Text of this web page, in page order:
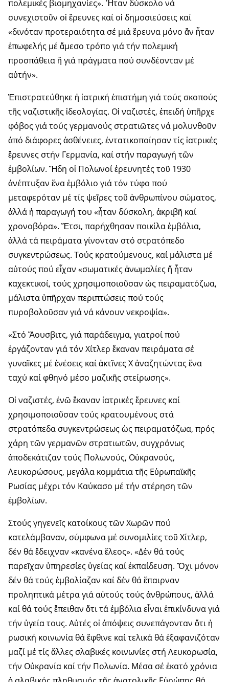
πολεμικές βιομηχανίες». Ἦταν δύσκολο νά
συνεχιστοῦν οἱ ἔρευνες καί οἱ δημοσιεύσεις καί
«δινόταν προτεραιότητα σέ μιά ἔρευνα μόνο ἄν ἦταν
ἐπωφελής μέ ἄμεσο τρόπο γιά τήν πολεμική
προσπάθεια ἤ γιά πράγματα πού συνδέονταν μέ
αὐτήν».
Ἐπιστρατεύθηκε ἡ ἰατρική ἐπιστήμη γιά τούς σκοπούς
τῆς ναζι­στικῆς ἰδεολογίας. Οἱ ναζιστές, ἐπειδή ὑπῆρχε
φόβος γιά τούς γερμανούς στρα­τιῶτες νά μολυνθοῦν
ἀπό διάφορες ἀσθένειες, ἐντατικοποίησαν τίς ἰατρικές
ἔρευνες στήν Γερμανία, καί στήν παραγωγή τῶν
ἐμβολίων. Ἤδη οἱ Πολωνοί ἐρευνητές τοῦ 1930
ἀνέπτυξαν ἕνα ἐμβόλιο γιά τόν τύφο πού
μεταφερόταν μέ τίς ψεῖρες τοῦ ἀνθρωπίνου σώματος,
ἀλλά ἡ παραγωγή του «ἦταν δύσκολη, ἀκριβῆ καί
χρονοβόρα». Ἔτσι, παρήχθησαν ποικίλα ἐμβόλια,
ἀλλά τά πειράματα γίνονταν στό στρα­τόπεδο
συγκεντρώσεως. Τούς κρατούμενους, καί μάλιστα μέ
αὐτούς πού εἶχαν «σωματικές ἀνωμαλίες ἤ ἦταν
καχεκτικοί, τούς χρησιμοποιοῦσαν ὡς πειραματόζωα,
μάλιστα ὑπῆρχαν περιπτώσεις πού τούς
πυροβολοῦσαν γιά νά κάνουν νεκροψία».
«Στό Ἄουσβιτς, γιά παράδειγμα, γιατροί πού
ἐργάζονταν γιά τόν Χίτλερ ἔκαναν πειράματα σέ
γυναῖκες μέ ἐνέσεις καί ἀκτῖνες Χ ἀναζητώντας ἕνα
ταχύ καί φθηνό μέσο μαζικῆς στείρωσης».
Οἱ ναζιστές, ἐνῶ ἔκαναν ἰατρικές ἔρευνες καί
χρησιμοποιοῦσαν τούς κρατουμένους στά
στρατόπεδα συγκεντρώ­σεως ὡς πειραματό­ζωα, πρός
χάρη τῶν γερμανῶν στρατιωτῶν, συγχρόνως
ἀποδεκάτιζαν τούς Πολωνούς, Οὐκρανούς,
Λευκορώσους, μεγάλα κομμάτια τῆς Εὐρωπαϊκῆς
Ρωσίας μέχρι τόν Καύκασο μέ τήν στέρηση τῶν
ἐμβολίων.
Στούς γηγενεῖς κατοίκους τῶν Χωρῶν πού
κατελάμβαναν, σύμ­φω­να μέ συνομιλίες τοῦ Χίτλερ,
δέν θά ἔδειχναν «κανένα ἔλεος». «Δέν θά τούς
παρεῖχαν ὑπηρεσίες ὑγείας καί ἐκπαίδευση. Ὄχι μόνον
δέν θά τούς ἐμβολίαζαν καί δέν θά ἔπαιρναν
προληπτικά μέτρα γιά αὐτούς τούς ἀνθρώπους, ἀλλά
καί θά τούς ἔπειθαν ὅτι τά ἐμβόλια εἶναι ἐπικίνδυνα γιά
τήν ὑγεία τους. Αὐτές οἱ ἀπόψεις συνεπάγονταν ὅτι ἡ
ρωσική κοινωνία θά ἔφθινε καί τελικά θά ἐξαφανιζόταν
μαζί μέ τίς ἄλλες σλαβικές κοινωνίες στή Λευκορωσία,
τήν Οὐκρανία καί τήν Πολωνία. Μέσα σέ ἑκατό χρόνια